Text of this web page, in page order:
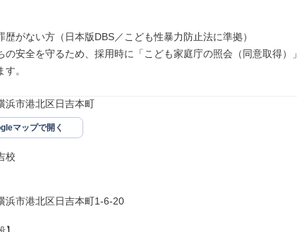
歴がない方（日本版DBS／こども性暴力防止法に準拠）
の安全を守るため、採用時に「こども家庭庁の照会（同意取得）」
。
浜市港北区日吉本町
マップで開く
校
浜市港北区日吉本町1-6-20